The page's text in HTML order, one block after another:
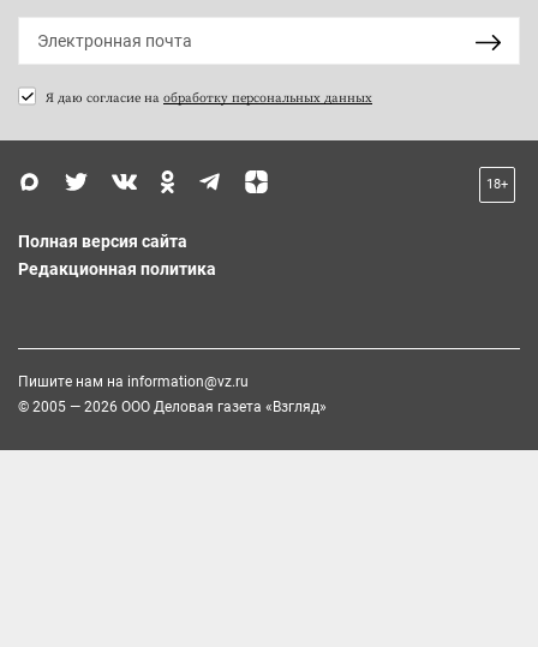
Я даю согласие на обработку персональных данных
18+
Полная версия сайта
Редакционная политика
Пишите нам на information@vz.ru
© 2005 — 2026 ООО Деловая газета «Взгляд»